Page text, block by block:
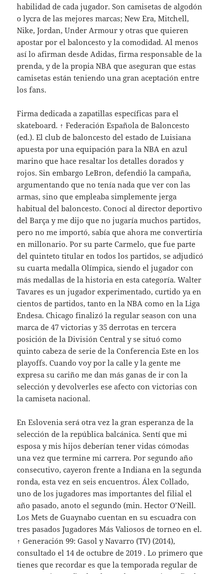
habilidad de cada jugador. Son camisetas de algodón
o lycra de las mejores marcas; New Era, Mitchell,
Nike, Jordan, Under Armour y otras que quieren
apostar por el baloncesto y la comodidad. Al menos
así lo afirman desde Adidas, firma responsable de la
prenda, y de la propia NBA que aseguran que estas
camisetas están teniendo una gran aceptación entre
los fans.
Firma dedicada a zapatillas específicas para el
skateboard. ↑ Federación Española de Baloncesto
(ed.). El club de baloncesto del estado de Luisiana
apuesta por una equipación para la NBA en azul
marino que hace resaltar los detalles dorados y
rojos. Sin embargo LeBron, defendió la campaña,
argumentando que no tenía nada que ver con las
armas, sino que empleaba simplemente jerga
habitual del baloncesto. Conocí al director deportivo
del Barça y me dijo que no jugaría muchos partidos,
pero no me importó, sabía que ahora me convertiría
en millonario. Por su parte Carmelo, que fue parte
del quinteto titular en todos los partidos, se adjudicó
su cuarta medalla Olímpica, siendo el jugador con
más medallas de la historia en esta categoría. Walter
Tavares es un jugador experimentado, curtido ya en
cientos de partidos, tanto en la NBA como en la Liga
Endesa. Chicago finalizó la regular season con una
marca de 47 victorias y 35 derrotas en tercera
posición de la División Central y se situó como
quinto cabeza de serie de la Conferencia Este en los
playoffs. Cuando voy por la calle y la gente me
expresa su cariño me dan más ganas de ir con la
selección y devolverles ese afecto con victorias con
la camiseta nacional.
En Eslovenia será otra vez la gran esperanza de la
selección de la república balcánica. Sentí que mi
esposa y mis hijos deberían tener vidas cómodas
una vez que termine mi carrera. Por segundo año
consecutivo, cayeron frente a Indiana en la segunda
ronda, esta vez en seis encuentros. Álex Collado,
uno de los jugadores mas importantes del filial el
año pasado, anoto el segundo (min. Hector O’Neill.
Los Mets de Guaynabo cuentan en su escuadra con
tres pasados Jugadores Más Valiosos de torneo en el.
↑ Generación 99: Gasol y Navarro (TV) (2014),
consultado el 14 de octubre de 2019 . Lo primero que
tienes que recordar es que la temporada regular de